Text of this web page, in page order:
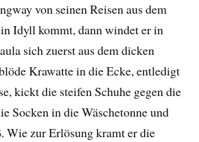
von seinen Reisen aus dem
Idyll kommt, dann windet er in
sich zuerst aus dem dicken
Krawatte in die Ecke, entledigt
kickt die steifen Schuhe gegen die
Socken in die Wäschetonne und
Wie zur Erlösung kramt er die